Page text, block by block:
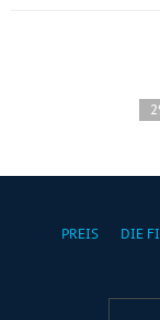
PREIS DIE